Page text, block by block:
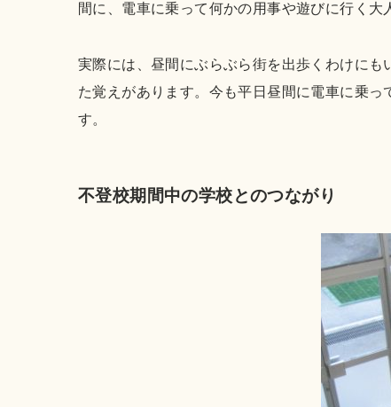
間に、電車に乗って何かの用事や遊びに行く大
実際には、昼間にぶらぶら街を出歩くわけに
た覚えがあります。今も平日昼間に電車に乗
す。
不登校期間中の学校とのつながり